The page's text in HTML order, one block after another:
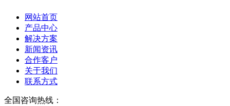
网站首页
产品中心
解决方案
新闻资讯
合作客户
关于我们
联系方式
全国咨询热线：